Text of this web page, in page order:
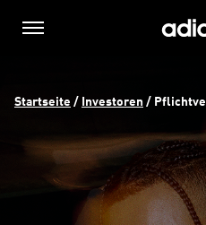
Startseite / Investoren /